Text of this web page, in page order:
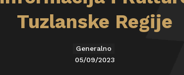
Tuzlanske Regije
Generalno
05/09/2023